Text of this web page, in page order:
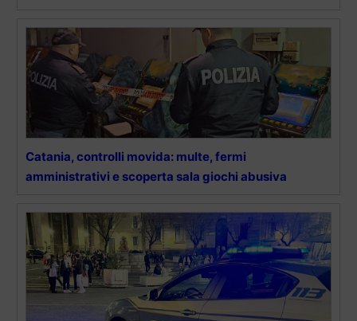
Catania, controlli movida: multe, fermi
amministrativi e scoperta sala giochi abusiva